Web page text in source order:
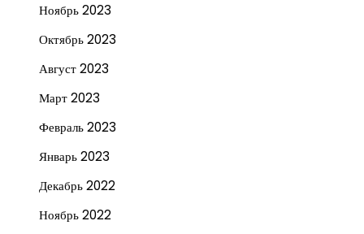
Ноябрь 2023
Октябрь 2023
Август 2023
Март 2023
Февраль 2023
Январь 2023
Декабрь 2022
Ноябрь 2022